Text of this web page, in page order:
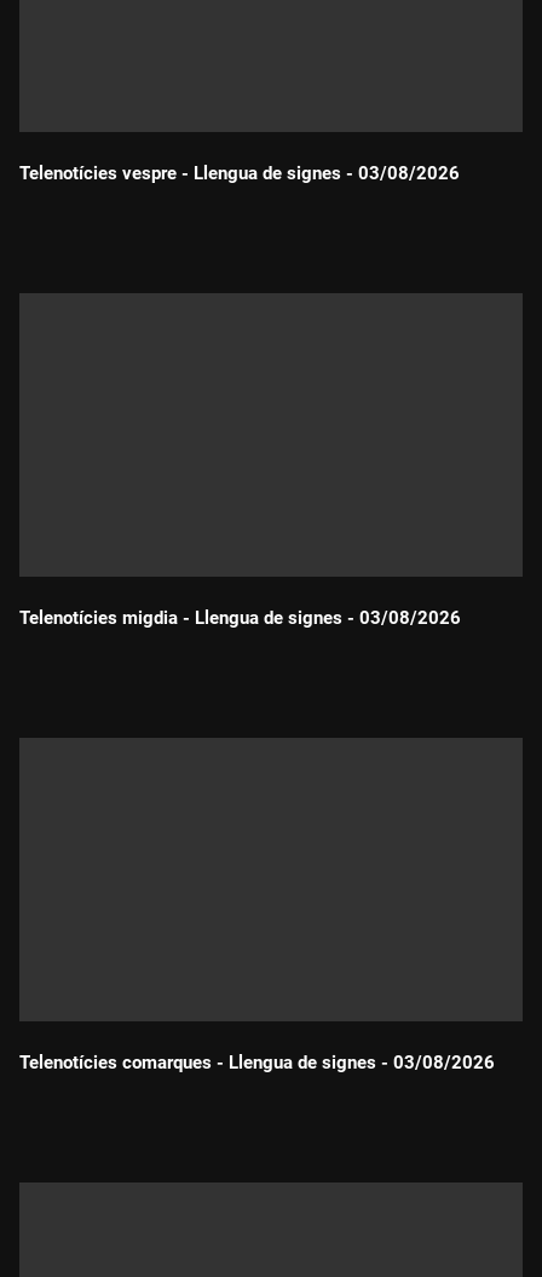
Telenotícies vespre - Llengua de signes - 03/08/2026
Telenotícies migdia - Llengua de signes - 03/08/2026
Telenotícies comarques - Llengua de signes - 03/08/2026